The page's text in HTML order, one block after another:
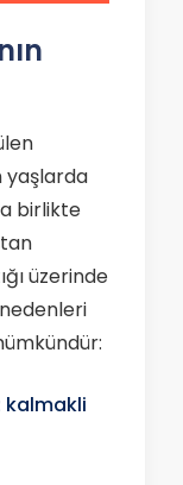
yaşlarda
birlikte
üzerinde
kalmakli